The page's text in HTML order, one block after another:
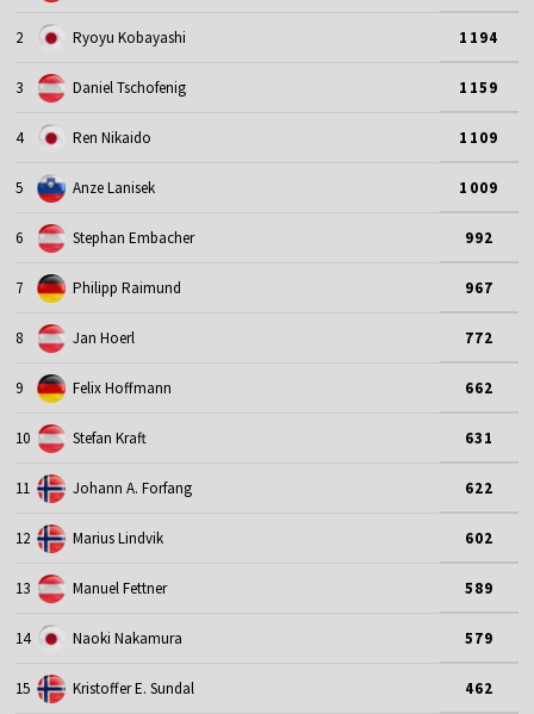
2 Ryoyu Kobayashi 1194
3 Daniel Tschofenig 1159
4 Ren Nikaido 1109
5 Anze Lanisek 1009
6 Stephan Embacher 992
7 Philipp Raimund 967
8 Jan Hoerl 772
9 Felix Hoffmann 662
10 Stefan Kraft 631
11 Johann A. Forfang 622
12 Marius Lindvik 602
13 Manuel Fettner 589
14 Naoki Nakamura 579
15 Kristoffer E. Sundal 462